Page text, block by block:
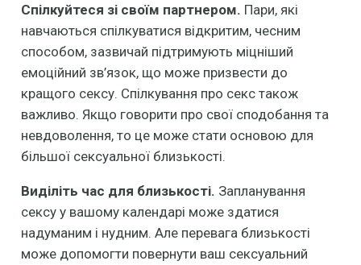
Спілкуйтеся зі своїм партнером. Пари, які
навчаються спілкуватися відкритим, чесним
способом, зазвичай підтримують міцніший
емоційний зв’язок, що може призвести до
кращого сексу. Спілкування про секс також
важливо. Якщо говорити про свої сподобання та
невдоволення, то це може стати основою для
більшої сексуальної близькості.
Виділіть час для близькості. Запланування
сексу у вашому календарі може здатися
надуманим і нудним. Але перевага близькості
може допомогти повернути ваш сексуальний